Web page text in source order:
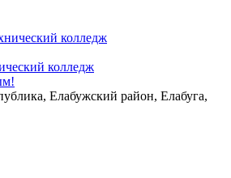
колледж
Елабужский район, Елабуга,